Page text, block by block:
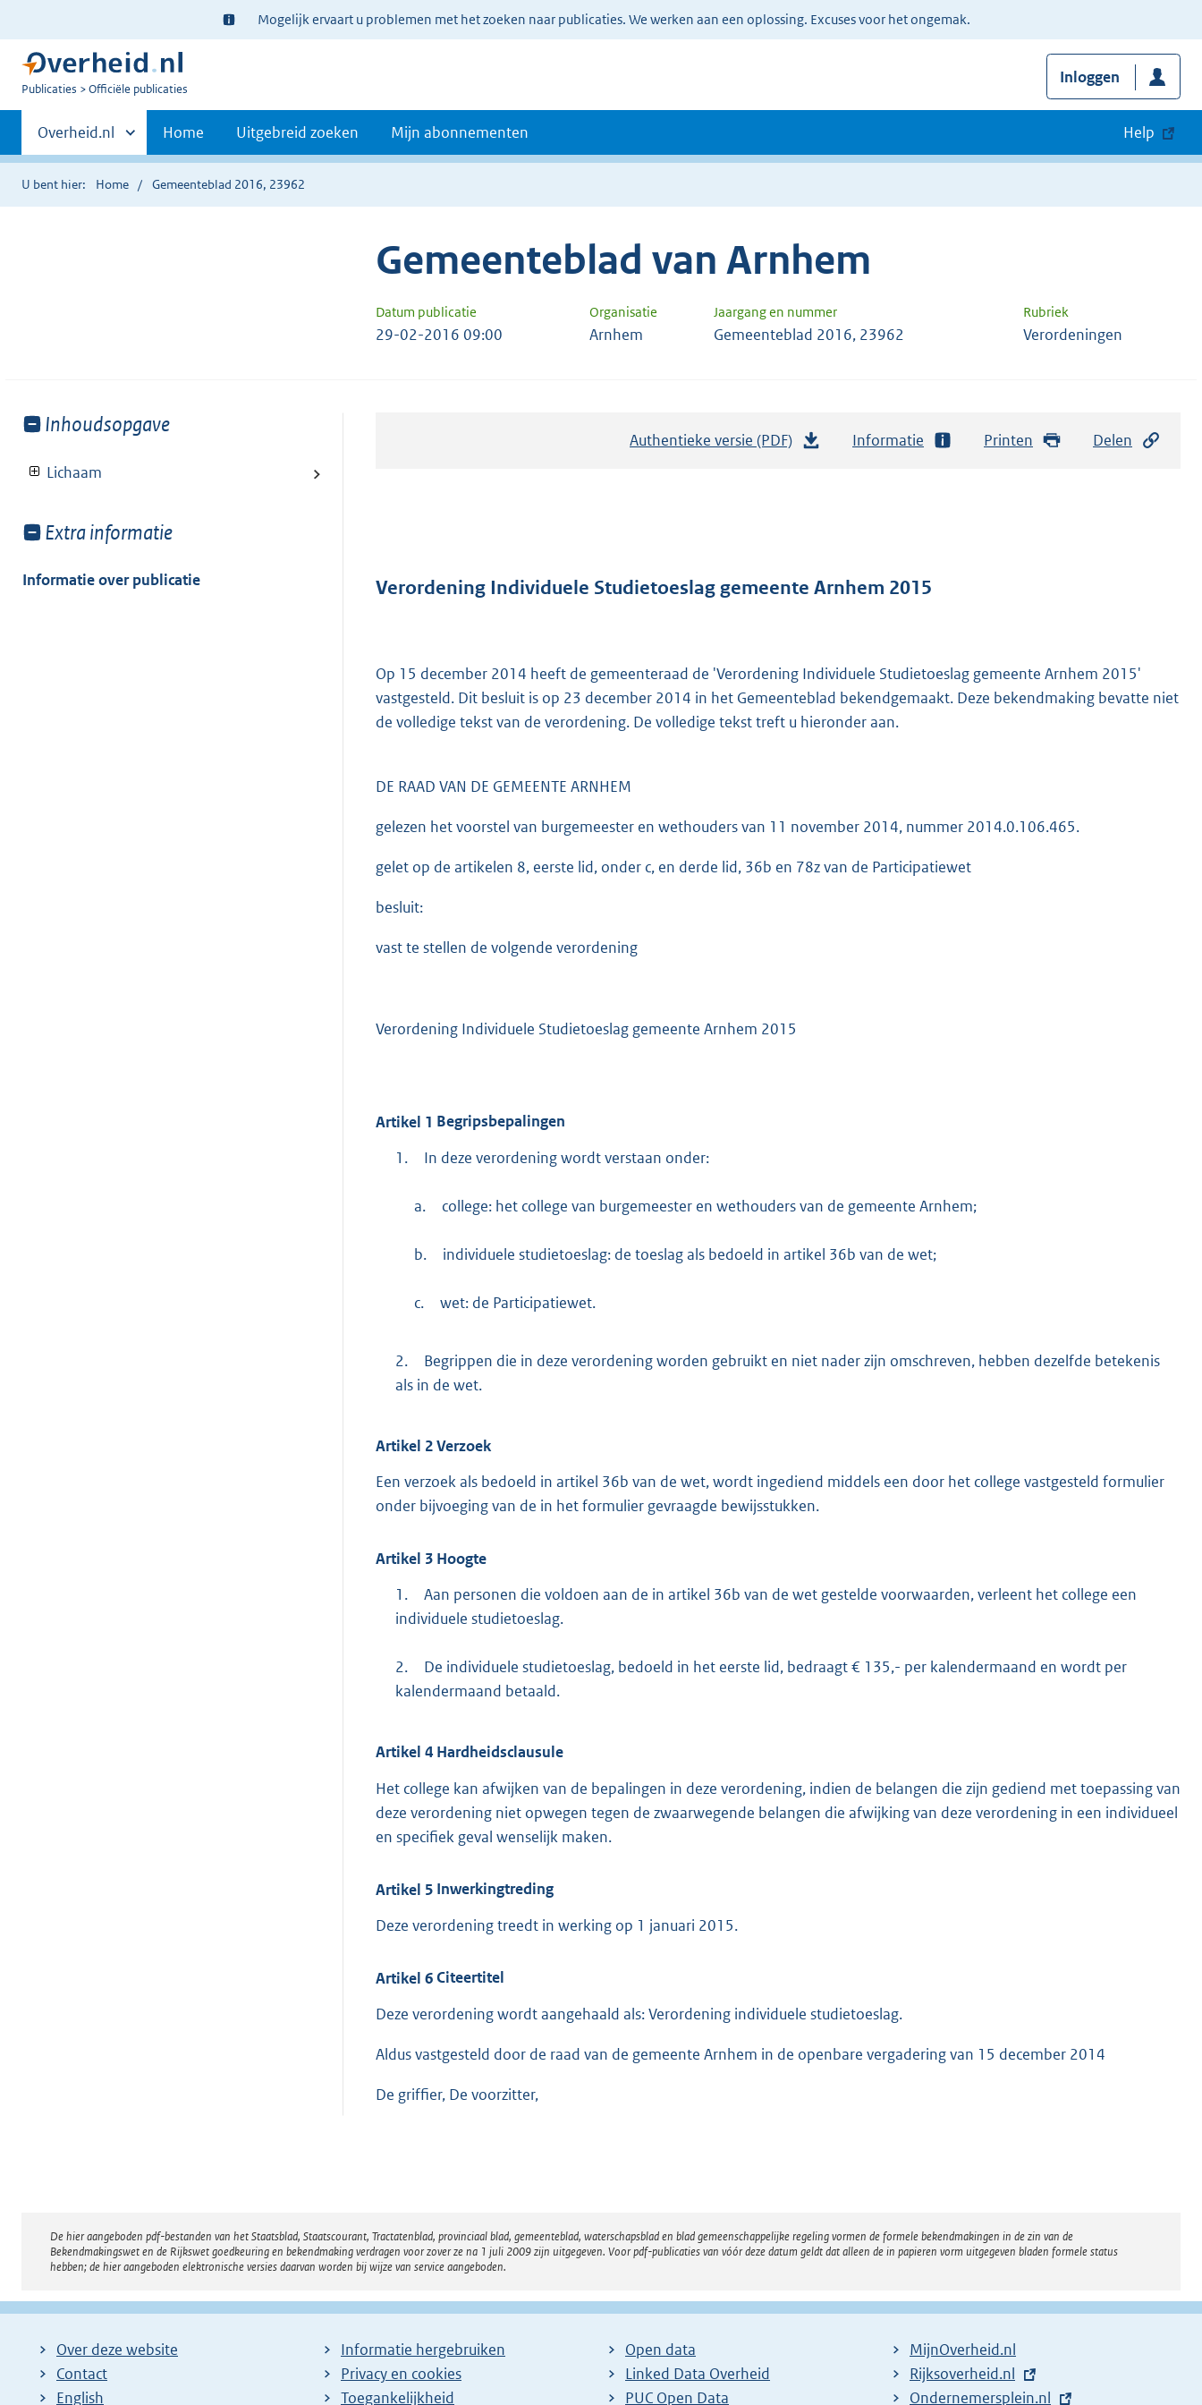
Ter
informatie:
Mogelijk ervaart u problemen met het zoeken naar publicaties. We werken aan een oplossing. Excuses voor het ongemak.
U
Publicaties Officiële publicaties
Inloggen
Primaire
navigatie
Andere
sites
binnen
Overheid.nl Home Uitgebreid zoeken Mijn abonnementen Help
U bent hier: Home Gemeenteblad 2016, 23962
Gemeenteblad van Arnhem
Datum publicatie Organisatie Jaargang en nummer Rubriek
29-02-2016 09:00 Arnhem Gemeenteblad 2016, 23962 Verordeningen
Toon
van:
Inhoudsopgave
Lichaam
Toon
van:
Extra informatie
Informatie over publicatie
Authentieke versie (PDF)
d
o
o
t
2
9
Informatie Printen Delen
Verordening Individuele Studietoeslag gemeente Arnhem 2015
Op 15 december 2014 heeft de gemeenteraad de 'Verordening Individuele Studietoeslag gemeente Arnhem 2015'
vastgesteld. Dit besluit is op 23 december 2014 in het Gemeenteblad bekendgemaakt. Deze bekendmaking bevatte niet
de volledige tekst van de verordening. De volledige tekst treft u hieronder aan.
DE RAAD VAN DE GEMEENTE ARNHEM
gelezen het voorstel van burgemeester en wethouders van 11 november 2014, nummer 2014.0.106.465.
gelet op de artikelen 8, eerste lid, onder c, en derde lid, 36b en 78z van de Participatiewet
besluit:
vast te stellen de volgende verordening
Verordening Individuele Studietoeslag gemeente Arnhem 2015
Artikel 1 Begripsbepalingen
1.
In deze verordening wordt verstaan onder:
a. college: het college van burgemeester en wethouders van de gemeente Arnhem;
b. individuele studietoeslag: de toeslag als bedoeld in artikel 36b van de wet;
c. wet: de Participatiewet.
2.
Begrippen die in deze verordening worden gebruikt en niet nader zijn omschreven, hebben dezelfde betekenis
als in de wet.
Artikel 2Verzoek
Een verzoek als bedoeld in artikel 36b van de wet, wordt ingediend middels een door het college vastgesteld formulier
onder bijvoeging van de in het formulier gevraagde bewijsstukken.
Artikel 3 Hoogte
1.
Aan personen die voldoen aan de in artikel 36b van de wet gestelde voorwaarden, verleent het college een
individuele studietoeslag.
2.
De individuele studietoeslag, bedoeld in het eerste lid, bedraagt € 135,- per kalendermaand en wordt per
kalendermaand betaald.
Artikel 4 Hardheidsclausule
Het college kan afwijken van de bepalingen in deze verordening, indien de belangen die zijn gediend met toepassing van
deze verordening niet opwegen tegen de zwaarwegende belangen die afwijking van deze verordening in een individueel
en specifiek geval wenselijk maken.
Artikel 5 Inwerkingtreding
Deze verordening treedt in werking op 1 januari 2015.
Artikel 6Citeertitel
Deze verordening wordt aangehaald als: Verordening individuele studietoeslag.
Aldus vastgesteld door de raad van de gemeente Arnhem in de openbare vergadering van 15 december 2014
De griffier, De voorzitter,
Disclaimer
De hier aangeboden pdf-bestanden van het Staatsblad, Staatscourant, Tractatenblad, provinciaal blad, gemeenteblad, waterschapsblad en blad gemeenschappelijke regeling vormen de formele bekendmakingen in de zin van de
Bekendmakingswet en de Rijkswet goedkeuring en bekendmaking verdragen voor zover ze na 1 juli 2009 zijn uitgegeven. Voor pdf-publicaties van vóór deze datum geldt dat alleen de in papieren vorm uitgegeven bladen formele status
hebben; de hier aangeboden elektronische versies daarvan worden bij wijze van service aangeboden.
Over deze website
Contact
English
Informatie hergebruiken
Privacy en cookies
Toegankelijkheid
Open data
Linked Data Overheid
PUC Open Data
MijnOverheid.nl
E
x
Rijksoverheid.nl
E
Ondernemersplein.nl